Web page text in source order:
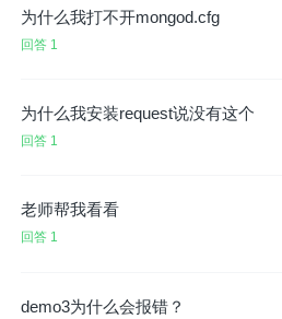
为什么我打不开mongod.cfg
回答 1
为什么我安装request说没有这个
回答 1
老师帮我看看
回答 1
demo3为什么会报错？